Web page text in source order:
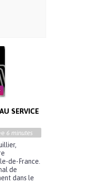
SERVICE
6 minutes
de-France.
de
dans le